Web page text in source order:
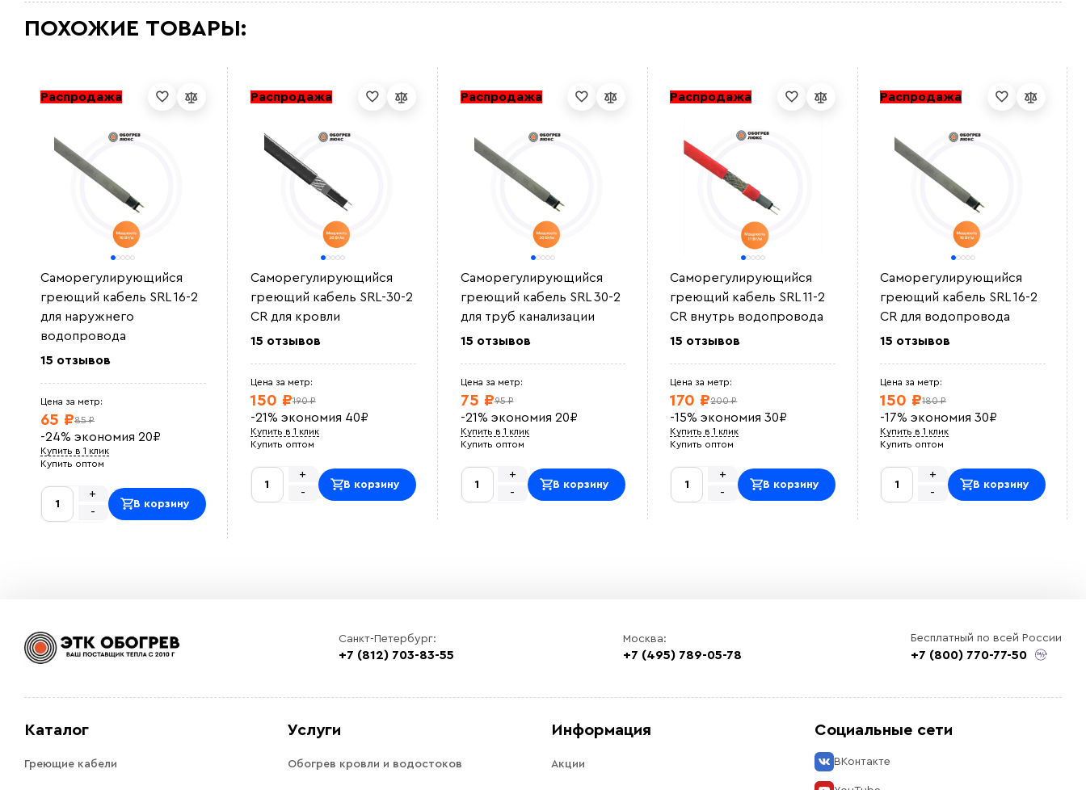
ПОХОЖИЕ ТОВАРЫ:
Распродажа
Саморегулирующийся
греющий кабель SRL 16-2
для наружнего
водопровода
15 отзывов
Цена за метр:
85 ₽
65 ₽
-24% экономия 20₽
Купить в 1 клик
Купить оптом
-
+
В корзину
Распродажа
Саморегулирующийся
греющий кабель SRL-30-2
CR для кровли
15 отзывов
Цена за метр:
190 ₽
150 ₽
-21% экономия 40₽
Купить в 1 клик
Купить оптом
-
+
В корзину
Распродажа
Саморегулирующийся
греющий кабель SRL 30-2
для труб канализации
15 отзывов
Цена за метр:
95 ₽
75 ₽
-21% экономия 20₽
Купить в 1 клик
Купить оптом
-
+
В корзину
Распродажа
Саморегулирующийся
греющий кабель SRL 11-2
CR внутрь водопровода
15 отзывов
Цена за метр:
200 ₽
170 ₽
-15% экономия30₽
Купить в 1 клик
Купить оптом
-
+
В корзину
Распродажа
Саморегулирующийся
греющий кабель SRL 16-2
CR для водопровода
15 отзывов
Цена за метр:
180 ₽
150 ₽
-17% экономия30₽
Купить в 1 клик
Купить оптом
-
+
В корзину
Санкт-Петербург:
+7 (812) 703-83-55
Москва:
+7 (495) 789-05-78
Бесплатный по всей России
+7 (800) 770-77-50
Каталог
Греющие кабели
Услуги
Обогрев кровли и водостоков
Информация
Акции
Социальные сети
ВКонтакте